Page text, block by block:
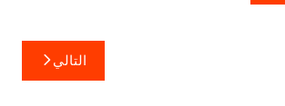
التالي